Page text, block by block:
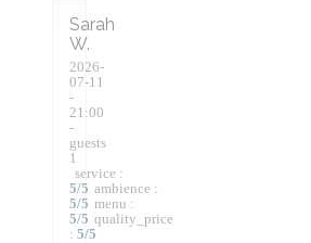
Sarah
W
2026-
07-11
-
21:00
-
guests
1
service :
5/5 ambience :
5/5 menu :
5/5 quality_price
: 5/5